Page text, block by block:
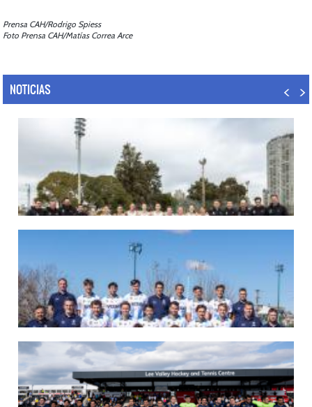
Prensa CAH/Rodrigo Spiess
Foto Prensa CAH/Matías Correa Arce
NOTICIAS
07/08/2026
LAS LEONAS LISTAS PARA DISPUTAR EL MUNDIAL 2026
Del 15 al 30 de agosto, el seleccionado argentino femenino de hockey disputará
la Copa del Mundo en Países Bajos y Bélgica. El debut será ante Estados Unidos.
LEER MÁS
07/08/2026
LOS LEONES LISTOS PARA DISPUTAR EL MUNDIAL 2026